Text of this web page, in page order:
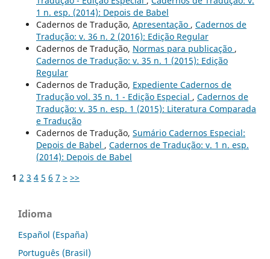
1 n. esp. (2014): Depois de Babel
Cadernos de Tradução, Apresentação , Cadernos de
Tradução: v. 36 n. 2 (2016): Edição Regular
Cadernos de Tradução, Normas para publicação ,
Cadernos de Tradução: v. 35 n. 1 (2015): Edição
Regular
Cadernos de Tradução, Expediente Cadernos de
Tradução vol. 35 n. 1 - Edição Especial , Cadernos de
Tradução: v. 35 n. esp. 1 (2015): Literatura Comparada
e Tradução
Cadernos de Tradução, Sumário Cadernos Especial:
Depois de Babel , Cadernos de Tradução: v. 1 n. esp.
(2014): Depois de Babel
1 2 3 4 5 6 7 > >>
Idioma
Español (España)
Português (Brasil)